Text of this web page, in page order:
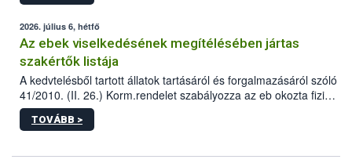
2026. július 6, hétfő
Az ebek viselkedésének megítélésében jártas
szakértők listája
A kedvtelésből tartott állatok tartásáról és forgalmazásáról szóló
41/2010. (II. 26.) Korm.rendelet szabályozza az eb okozta fizikai
sérülés, illetve ennek veszélye keletkezésekor felmerülő
hatósági feladatokat, valamint a veszélyes eb tartását és annak
vonni az ebek viselkedésének megítélésében jártas szakértőt.
TOVÁBB >